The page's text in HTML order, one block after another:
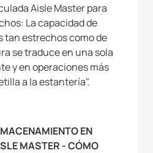
Aisle Master para
La capacidad de
tan estrechos como de
se traduce en una sola
y en operaciones más
a la estantería".
EN
MASTER - CÓMO